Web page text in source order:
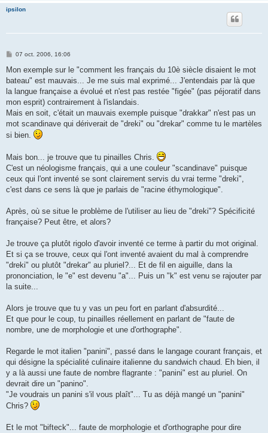
ipsilon
M
s
a
g
07 oct. 2006, 16:06
Mon exemple sur le "comment les français du 10è siècle disaient le mot
bateau" est mauvais... Je me suis mal exprimé... J'entendais par là que
la langue française a évolué et n'est pas restée "figée" (pas péjoratif dans
mon esprit) contrairement à l'islandais.
Mais en soit, c'était un mauvais exemple puisque "drakkar" n'est pas un
mot scandinave qui dériverait de "dreki" ou "drekar" comme tu le martèles
si bien.
Mais bon... je trouve que tu pinailles Chris.
C'est un néologisme français, qui a une couleur "scandinave" puisque
ceux qui l'ont inventé se sont clairement servis du vrai terme "dreki",
c'est dans ce sens là que je parlais de "racine éthymologique".
Après, où se situe le problème de l'utiliser au lieu de "dreki"? Spécificité
française? Peut être, et alors?
Je trouve ça plutôt rigolo d'avoir inventé ce terme à partir du mot original.
Et si ça se trouve, ceux qui l'ont inventé avaient du mal à comprendre
"dreki" ou plutôt "drekar" au pluriel?... Et de fil en aiguille, dans la
prononciation, le "e" est devenu "a"... Puis un "k" est venu se rajouter par
la suite...
Alors je trouve que tu y vas un peu fort en parlant d'absurdité...
Et que pour le coup, tu pinailles réellement en parlant de "faute de
nombre, une de morphologie et une d'orthographe".
Regarde le mot italien "panini", passé dans le langage courant français, et
qui désigne la spécialité culinaire italienne du sandwich chaud. Eh bien, il
y a là aussi une faute de nombre flagrante : "panini" est au pluriel. On
devrait dire un "panino".
"Je voudrais un panini s'il vous plaît"... Tu as déjà mangé un "panini"
Chris?
Et le mot "bifteck"... faute de morphologie et d'orthographe pour dire